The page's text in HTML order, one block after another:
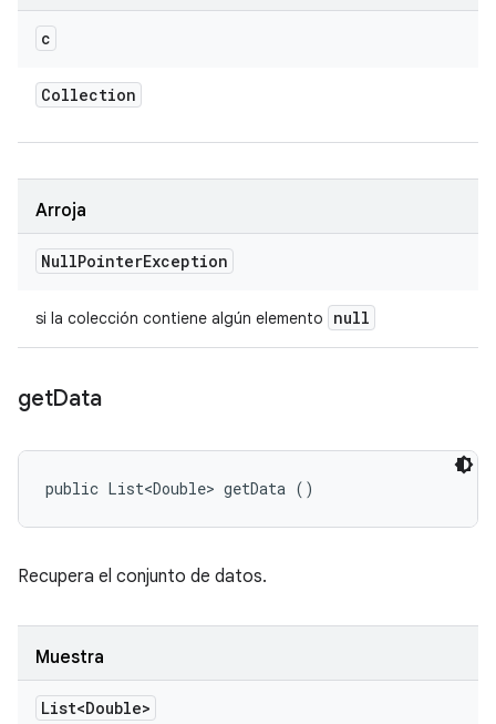
c
Collection
Arroja
NullPointerException
si la colección contiene algún elemento null
getData
public List<Double> getData ()
Recupera el conjunto de datos.
Muestra
List<Double>